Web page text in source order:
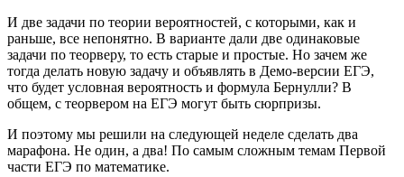
И две задачи по теории вероятностей, с которыми, как и
раньше, все непонятно. В варианте дали две одинаковые
задачи по теорверу, то есть старые и простые. Но зачем же
тогда делать новую задачу и объявлять в Демо-версии ЕГЭ,
что будет условная вероятность и формула Бернулли? В
общем, с теорвером на ЕГЭ могут быть сюрпризы.
И поэтому мы решили на следующей неделе сделать два
марафона. Не один, а два! По самым сложным темам Первой
части ЕГЭ по математике.